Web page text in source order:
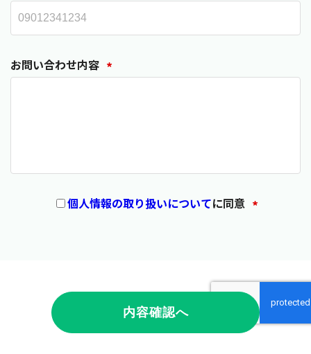
お問い合わせ内容 *
個人情報の取り扱いについてに同意 *
内容確認へ